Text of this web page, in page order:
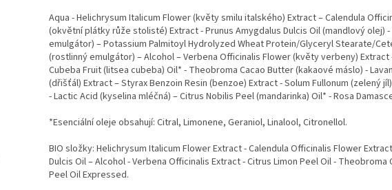
Aqua - Helichrysum Italicum Flower (květy smilu italského) Extract – Calendula
(okvětní plátky růže stolisté) Extract - Prunus Amygdalus Dulcis Oil (mandlový
emulgátor) – Potassium Palmitoyl Hydrolyzed Wheat Protein/Glyceryl Stearate/
(rostlinný emulgátor) – Alcohol – Verbena Officinalis Flower (květy verbeny) Extract
Cubeba Fruit (litsea cubeba) Oil* - Theobroma Cacao Butter (kakaové máslo) -
(dřišťál) Extract – Styrax Benzoin Resin (benzoe) Extract - Solum Fullonum (zelený
- Lactic Acid (kyselina mléčná) – Citrus Nobilis Peel (mandarinka) Oil* - Rosa
*Esenciální oleje obsahují: Citral, Limonene, Geraniol, Linalool, Citronellol.
BIO složky: Helichrysum Italicum Flower Extract - Calendula Officinalis Flower
Dulcis Oil – Alcohol - Verbena Officinalis Extract - Citrus Limon Peel Oil -
Peel Oil Expressed.